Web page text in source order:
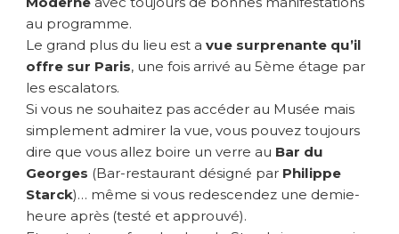
au programme.
Le grand plus du lieu est a vue surprenante qu’il
offre sur Paris, une fois arrivé au 5ème étage par
les escalators.
Si vous ne souhaitez pas accéder au Musée mais
simplement admirer la vue, vous pouvez toujours
dire que vous allez boire un verre au Bar du
Georges (Bar-restaurant désigné par Philippe
Starck)… même si vous redescendez une demie-
heure après (testé et approuvé).